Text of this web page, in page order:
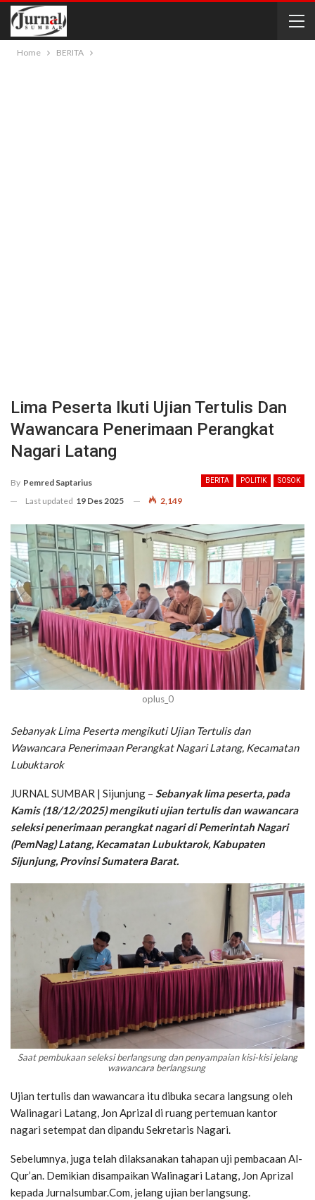
Home BERITA
Lima Peserta Ikuti Ujian Tertulis Dan
Wawancara Penerimaan Perangkat
Nagari Latang
BERITA POLITIK SOSOK
By Pemred Saptarius
Last updated 19 Des 2025 2,149
oplus_0
Sebanyak Lima Peserta mengikuti Ujian Tertulis dan
Wawancara Penerimaan Perangkat Nagari Latang, Kecamatan
Lubuktarok
JURNAL SUMBAR | Sijunjung – Sebanyak lima peserta, pada
Kamis (18/12/2025) mengikuti ujian tertulis dan wawancara
seleksi penerimaan perangkat nagari di Pemerintah Nagari
(PemNag) Latang, Kecamatan Lubuktarok, Kabupaten
Sijunjung, Provinsi Sumatera Barat.
Saat pembukaan seleksi berlangsung dan penyampaian kisi-kisi jelang
wawancara berlangsung
Ujian tertulis dan wawancara itu dibuka secara langsung oleh
Walinagari Latang, Jon Aprizal di ruang pertemuan kantor
nagari setempat dan dipandu Sekretaris Nagari.
Sebelumnya, juga telah dilaksanakan tahapan uji pembacaan Al-
Qur’an. Demikian disampaikan Walinagari Latang, Jon Aprizal
kepada Jurnalsumbar.Com, jelang ujian berlangsung.